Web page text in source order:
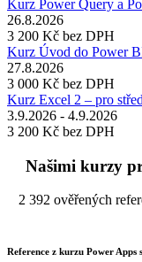
Kurz Power Query a
26.8.2026
3 200 Kč bez DPH
Kurz Úvod do Power
27.8.2026
3 000 Kč bez DPH
Kurz Excel 2 – pro
3.9.2026 - 4.9.2026
3 200 Kč bez DPH
Našimi kurzy
2 392 ověřených
Reference z kurzu Power